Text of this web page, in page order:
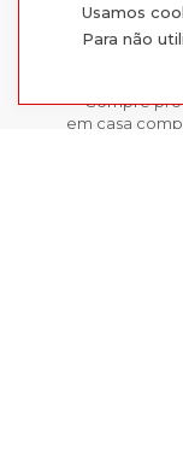
Usamos
Para não
Compre
em casa